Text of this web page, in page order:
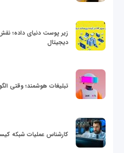
دیجیتال
تبلیغات هوشمند؛ وقتی
کارشناس عملیات شبکه